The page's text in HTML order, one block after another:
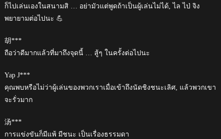
ก็ไปเล่นเองในสนามสิ … อย่ามัวแต่พูดถ้าเป็นผู้เล่นไม่ได้, ไล ไป่ จิง
พยายามต่อไปนะ 💪
胡***
ถือว่าดีมากแล้วที่มาถึงจุดนี้ … สู้ๆ ในครั้งต่อไปนะ
Yap J***
คุณพบหรือไม่ว่าผู้เล่นของพวกเราเมื่อเข้าถึงนัดชิงชนะเลิศ, แล้วพวกเขา
จะรั่วมาก
汤***
การแข่งขันก็มีแพ้ มีชนะ เป็นเรื่องธรรมดา